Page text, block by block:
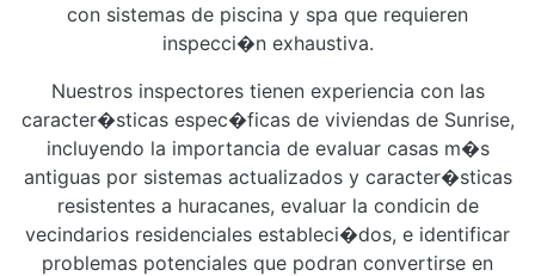
con sistemas de piscina y spa que requieren
inspecci�n exhaustiva.
Nuestros inspectores tienen experiencia con las
caracter�sticas espec�ficas de viviendas de Sunrise,
incluyendo la importancia de evaluar casas m�s
antiguas por sistemas actualizados y caracter�sticas
resistentes a huracanes, evaluar la condicin de
vecindarios residenciales estableci�dos, e identificar
problemas potenciales que podran convertirse en